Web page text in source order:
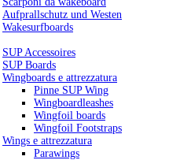
Aufprallschutz und Westen
Wakesurfboards
SUP Accessoires
SUP Boards
Wingboards e attrezzatura
Pinne SUP Wing
Wingboardleashes
Wingfoil boards
Wingfoil Footstraps
Wings e attrezzatura
Parawings